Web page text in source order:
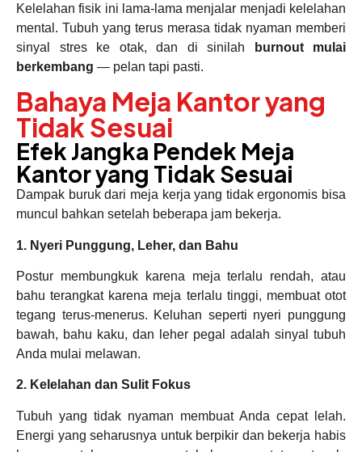
Kelelahan fisik ini lama-lama menjalar menjadi kelelahan
mental. Tubuh yang terus merasa tidak nyaman memberi
sinyal stres ke otak, dan di sinilah
burnout mulai
berkembang — pelan tapi pasti.
Bahaya Meja Kantor yang
Tidak Sesuai
Efek Jangka Pendek Meja
Kantor yang Tidak Sesuai
Dampak buruk dari meja kerja yang tidak ergonomis bisa
muncul bahkan setelah beberapa jam bekerja.
1. Nyeri Punggung, Leher, dan Bahu
Postur membungkuk karena meja terlalu rendah, atau
bahu terangkat karena meja terlalu tinggi, membuat otot
tegang terus-menerus. Keluhan seperti nyeri punggung
bawah, bahu kaku, dan leher pegal adalah sinyal tubuh
Anda mulai melawan.
2. Kelelahan dan Sulit Fokus
Tubuh yang tidak nyaman membuat Anda cepat lelah.
Energi yang seharusnya untuk berpikir dan bekerja habis